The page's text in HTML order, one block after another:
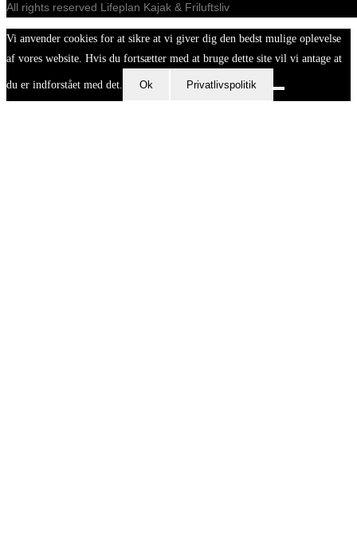
All rights reserved Lifeplan Kajak & Friluftsliv
Vi anvender cookies for at sikre at vi giver dig den bedst mulige oplevelse
af vores website. Hvis du fortsætter med at bruge dette site vil vi antage at
du er indforstået med det. Ok Privatlivspolitik